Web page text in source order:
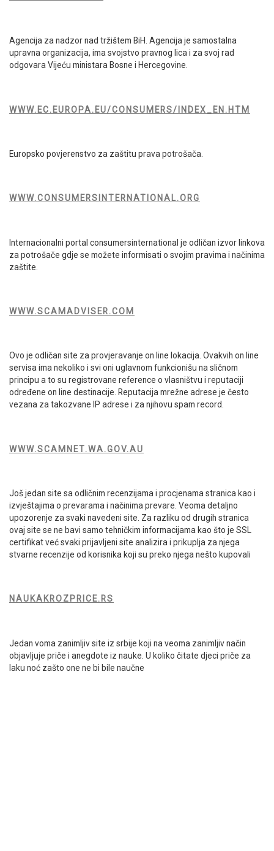
Agencija za nadzor nad tržištem BiH. Agencija je samostalna
upravna organizacija, ima svojstvo pravnog lica i za svoj rad
odgovara Vijeću ministara Bosne i Hercegovine.
WWW.EC.EUROPA.EU/CONSUMERS/INDEX_EN.HTM
Europsko povjerenstvo za zaštitu prava potrošača.
WWW.CONSUMERSINTERNATIONAL.ORG
Internacionalni portal consumersinternational je odličan izvor linkova
za potrošače gdje se možete informisati o svojim pravima i načinima
zaštite.
WWW.SCAMADVISER.COM
Ovo je odličan site za provjeravanje on line lokacija. Ovakvih on line
servisa ima nekoliko i svi oni uglavnom funkcionišu na sličnom
principu a to su registrovane reference o vlasništvu i reputaciji
određene on line destinacije. Reputacija mrežne adrese je često
vezana za takozvane IP adrese i za njihovu spam record.
WWW.SCAMNET.WA.GOV.AU
Još jedan site sa odličnim recenzijama i procjenama stranica kao i
izvještajima o prevarama i načinima prevare. Veoma detaljno
upozorenje za svaki navedeni site. Za razliku od drugih stranica
ovaj site se ne bavi samo tehničkim informacijama kao što je SSL
certifikat već svaki prijavljeni site analizira i prikuplja za njega
stvarne recenzije od korisnika koji su preko njega nešto kupovali
NAUKAKROZPRICE.RS
Jedan voma zanimljiv site iz srbije koji na veoma zanimljiv način
objavljuje priče i anegdote iz nauke. U koliko čitate djeci priče za
laku noć zašto one ne bi bile naučne